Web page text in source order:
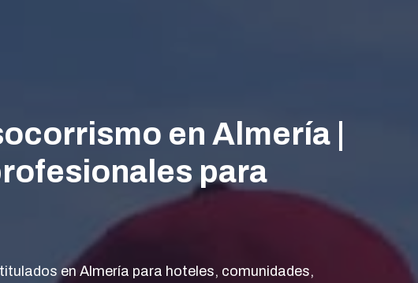
en Almería |
para
en Almería para hoteles, comunidades,